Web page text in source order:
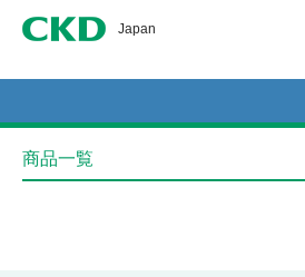
CKD
Japan
商品一覧